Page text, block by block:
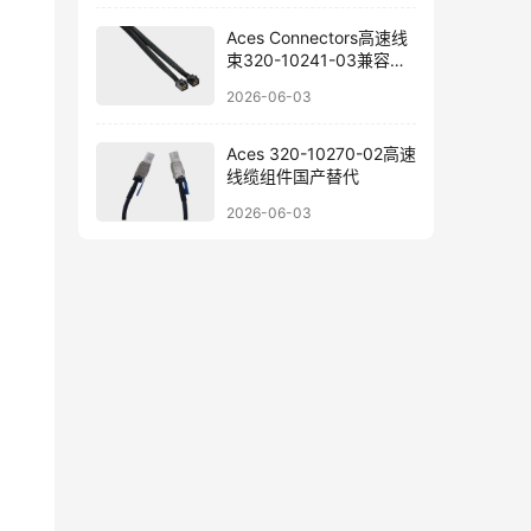
Aces Connectors高速线
束320-10241-03兼容替
2026-06-03
Aces 320-10270-02高速
线缆组件国产替代
2026-06-03